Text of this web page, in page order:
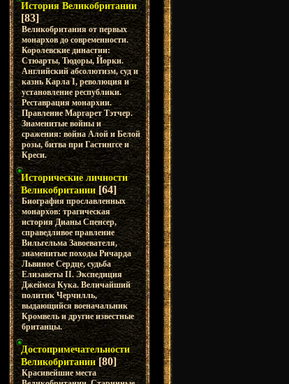
История Великобритании
[83]
Великобритания от первых
монархов до современности.
Королевские династии:
Стюарты, Тюдоры, Йорки.
Английский абсолютизм, суд и
казнь Карла I, революция и
установление республики.
Реставрация монархии.
Правление Маргарет Тэтчер.
Знаменитые войны и
сражения: война Алой и Белой
розы, битва при Гастингсе и
Креси.
Исторические личности
Великобритании [64]
Биография прославленных
монархов: трагическая
история Дианы Спенсер,
справедливое правление
Вильгельма Завоевателя,
знаменитые походы Ричарда
Львиное Сердце, судьба
Елизаветы II. Экспедиция
Джеймса Кука. Величайший
политик Черчилль,
выдающийся военачальник
Кромвель и другие известные
британцы.
Достопримечательности
Великобритании [80]
Красивейшие места